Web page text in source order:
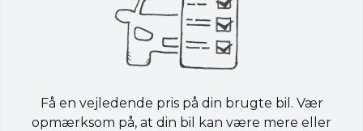
Få en vejledende pris på din brugte bil. Vær
opmærksom på, at din bil kan være mere eller